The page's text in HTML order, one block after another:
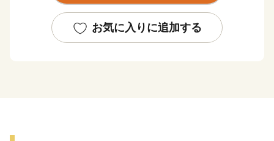
人々の暮らしや生活環境を支えています。
お気に入りに追加する